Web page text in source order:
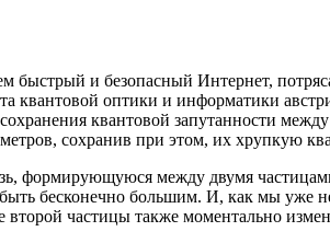
быстрый и безопасный Интернет,
квантовой оптики и информатики
квантовой запутанности
сохранив при этом, их хрупкую
формирующуюся между двумя
бесконечно большим. И, как мы уже
второй частицы также моментально